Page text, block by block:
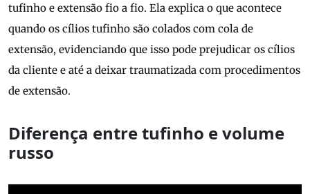
tufinho e extensão fio a fio. Ela explica o que acontece
quando os cílios tufinho são colados com cola de
extensão, evidenciando que isso pode prejudicar os cílios
da cliente e até a deixar traumatizada com procedimentos
de extensão.
Diferença entre tufinho e volume
russo